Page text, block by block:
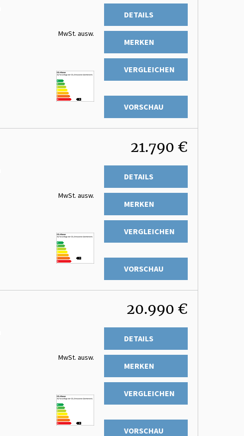
MwSt. ausw.
DETAILS
MERKEN
VERGLEICHEN
VORSCHAU
21.790 €
MwSt. ausw.
DETAILS
MERKEN
VERGLEICHEN
VORSCHAU
20.990 €
MwSt. ausw.
DETAILS
MERKEN
VERGLEICHEN
VORSCHAU